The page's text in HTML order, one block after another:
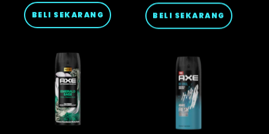
BELI SEKARANG BELI SEKARANG